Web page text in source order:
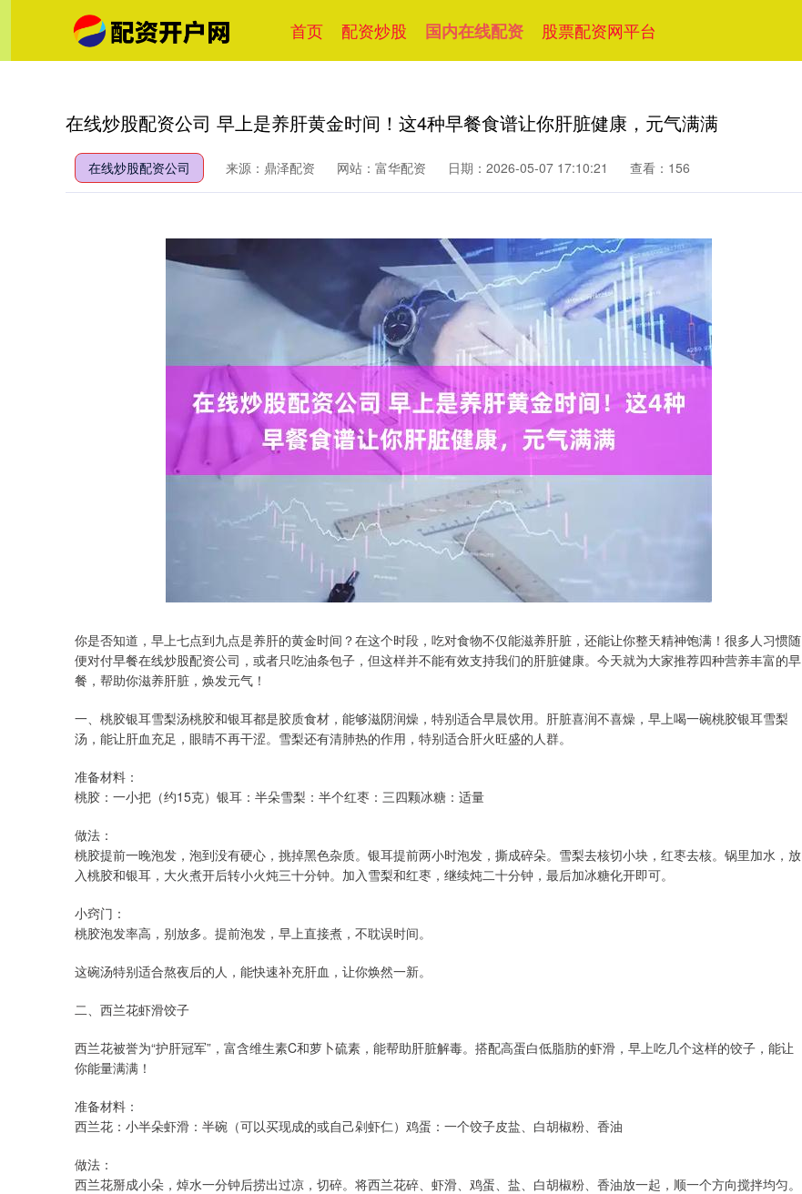
首页 配资炒股 国内在线配资 股票配资网平台
在线炒股配资公司 早上是养肝黄金时间！这4种早餐食谱让你肝脏健康，元气满满
在线炒股配资公司 来源：鼎泽配资 网站：富华配资 日期：2026-05-07 17:10:21 查看：156
你是否知道，早上七点到九点是养肝的黄金时间？在这个时段，吃对食物不仅能滋养肝脏，还能让你整天精神饱满！很多人习惯随
便对付早餐在线炒股配资公司，或者只吃油条包子，但这样并不能有效支持我们的肝脏健康。今天就为大家推荐四种营养丰富的早
餐，帮助你滋养肝脏，焕发元气！
一、桃胶银耳雪梨汤桃胶和银耳都是胶质食材，能够滋阴润燥，特别适合早晨饮用。肝脏喜润不喜燥，早上喝一碗桃胶银耳雪梨
汤，能让肝血充足，眼睛不再干涩。雪梨还有清肺热的作用，特别适合肝火旺盛的人群。
准备材料：
桃胶：一小把（约15克）银耳：半朵雪梨：半个红枣：三四颗冰糖：适量
做法：
桃胶提前一晚泡发，泡到没有硬心，挑掉黑色杂质。银耳提前两小时泡发，撕成碎朵。雪梨去核切小块，红枣去核。锅里加水，放
入桃胶和银耳，大火煮开后转小火炖三十分钟。加入雪梨和红枣，继续炖二十分钟，最后加冰糖化开即可。
小窍门：
桃胶泡发率高，别放多。提前泡发，早上直接煮，不耽误时间。
这碗汤特别适合熬夜后的人，能快速补充肝血，让你焕然一新。
二、西兰花虾滑饺子
西兰花被誉为“护肝冠军”，富含维生素C和萝卜硫素，能帮助肝脏解毒。搭配高蛋白低脂肪的虾滑，早上吃几个这样的饺子，能让
你能量满满！
准备材料：
西兰花：小半朵虾滑：半碗（可以买现成的或自己剁虾仁）鸡蛋：一个饺子皮盐、白胡椒粉、香油
做法：
西兰花掰成小朵，焯水一分钟后捞出过凉，切碎。将西兰花碎、虾滑、鸡蛋、盐、白胡椒粉、香油放一起，顺一个方向搅拌均匀。